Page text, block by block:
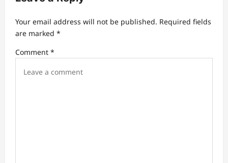
g
a
t
i
Your email address will not be published. Required fields
are marked *
Comment *